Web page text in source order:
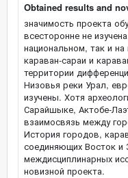
Obtained results and
значимость проекта
всесторонне не
национальном, так и
караван-сараи и
территории
Низовья реки Урал,
изучены. Хотя
Сарайшыке, Актобе-
взаимосвязь между
История городов,
соединяющих Восток и
междисциплинарных
новизной проекта.